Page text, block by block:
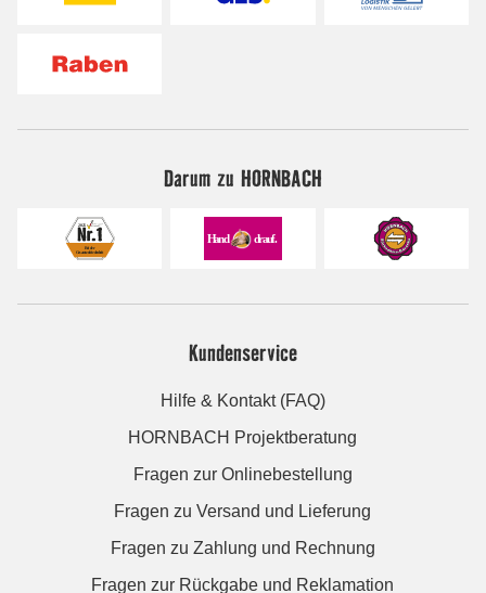
Darum zu HORNBACH
Kundenservice
Hilfe & Kontakt (FAQ)
HORNBACH Projektberatung
Fragen zur Onlinebestellung
Fragen zu Versand und Lieferung
Fragen zu Zahlung und Rechnung
Fragen zur Rückgabe und Reklamation